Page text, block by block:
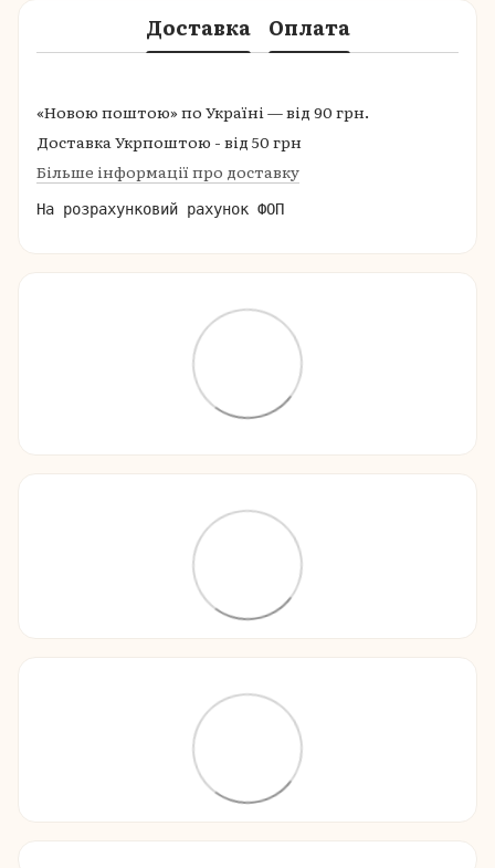
Доставка Оплата
«Новою поштою» по Україні — від 90 грн.
Доставка Укрпоштою - від 50 грн
Більше інформації про доставку
На розрахунковий рахунок ФОП